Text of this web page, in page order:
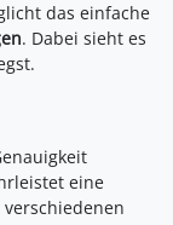
das einfache
. Dabei sieht es
eine